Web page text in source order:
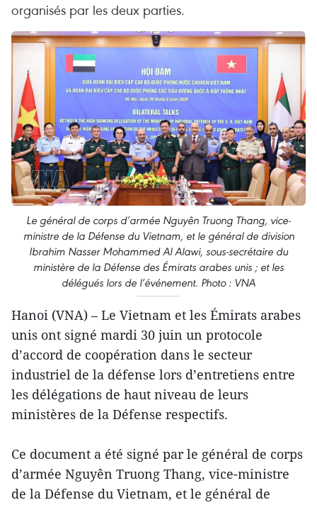
organisés par les deux parties.
Le général de corps d’armée Nguyên Truong Thang, vice-
ministre de la Défense du Vietnam, et le général de division
Ibrahim Nasser Mohammed Al Alawi, sous-secrétaire du
ministère de la Défense des Émirats arabes unis ; et les
délégués lors de l’événement. Photo : VNA
Hanoi (VNA) – Le Vietnam et les Émirats arabes
unis ont signé mardi 30 juin un protocole
d’accord de coopération dans le secteur
industriel de la défense lors d’entretiens entre
les délégations de haut niveau de leurs
ministères de la Défense respectifs.
Ce document a été signé par le général de corps
d’armée Nguyên Truong Thang, vice-ministre
de la Défense du Vietnam, et le général de